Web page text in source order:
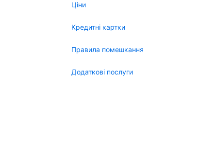
Ціни
Кредитні картки
Правила помешкання
Додаткові послуги